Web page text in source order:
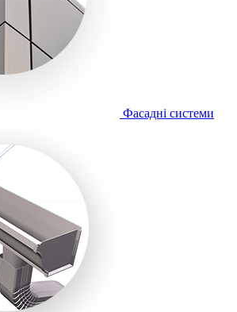
Фасадні системи